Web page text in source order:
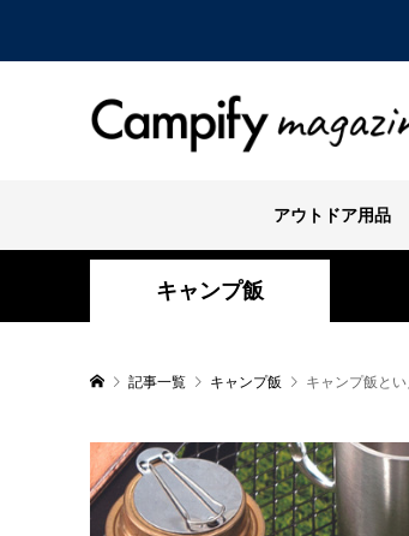
アウトドア用品
キャンプ飯
記事一覧 キャンプ飯 キャンプ飯と